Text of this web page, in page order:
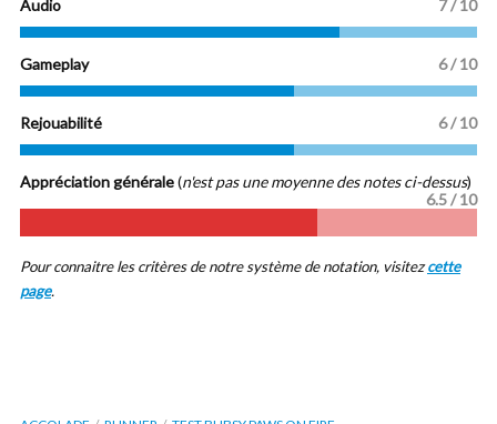
Audio 7 / 10
Gameplay 6 / 10
Rejouabilité 6 / 10
Appréciation générale(n'est pas une moyenne des notes ci-dessus)
6.5 / 10
Pour connaitre les critères de notre système de notation, visitezcette
page.